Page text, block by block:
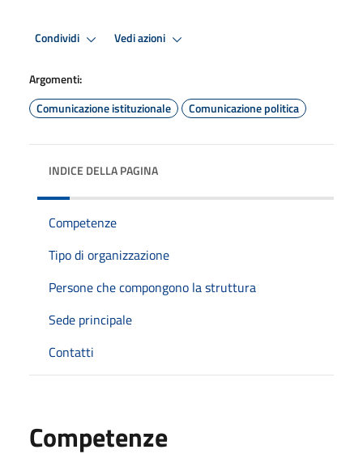
Condividi Vedi azioni
Argomenti:
Comunicazione istituzionale
Comunicazione politica
INDICE DELLA PAGINA
Competenze
Tipo di organizzazione
Persone che compongono la struttura
Sede principale
Contatti
Competenze